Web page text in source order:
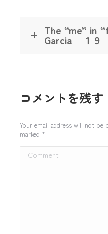
The “me” in
Garcia １９
コメントを残す
Your email address will not be
marked *
Comment